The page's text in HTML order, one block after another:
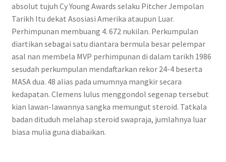
absolut tujuh Cy Young Awards selaku Pitcher Jempolan
Tarikh Itu dekat Asosiasi Amerika ataupun Luar.
Perhimpunan membuang 4. 672 nukilan. Perkumpulan
diartikan sebagai satu diantara bermula besar pelempar
asal nan membela MVP perhimpunan di dalam tarikh 1986
sesudah perkumpulan mendaftarkan rekor 24-4 beserta
MASA dua. 48 alias pada umumnya mangkir secara
kedapatan. Clemens lulus menggondol segenap tersebut
kian lawan-lawannya sangka memungut steroid. Tatkala
badan dituduh melahap steroid swapraja, jumlahnya luar
biasa mulia guna diabaikan.